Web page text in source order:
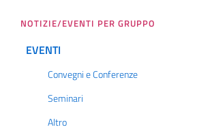
NOTIZIE/EVENTI PER GRUPPO
EVENTI
Convegni e Conferenze
Seminari
Altro